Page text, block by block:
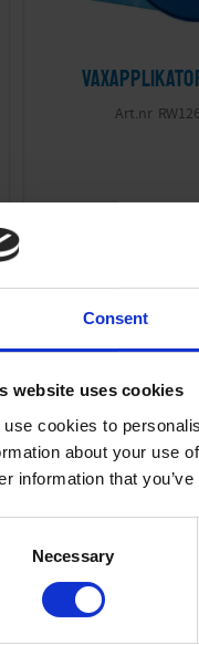
Consent
website uses cookies
use cookies to
about your use
information that
Necessary
RW126